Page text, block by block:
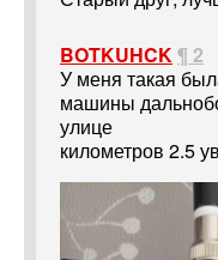
BOTKUHCK¶ 2
У меня такая
машины
улице
километров 2.5